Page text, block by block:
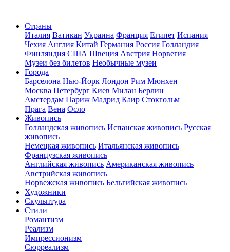
Страны
Италия Ватикан Украина Франция Египет Испания
Чехия Англия Китай Германия Россия Голландия
Финляндия США Швеция Австрия Норвегия
Музеи без билетов Необычные музеи
Города
Барселона Нью-Йорк Лондон Рим Мюнхен
Москва Петербург Киев Милан Берлин
Амстердам Париж Мадрид Каир Стокгольм
Прага Вена Осло
Живопись
Голландская живопись Испанская живопись Русская
живопись
Немецкая живопись Итальянская живопись
Французская живопись
Английская живопись Американская живопись
Австрийская живопись
Норвежская живопись Бельгийская живопись
Художники
Скульптура
Стили
Романтизм
Реализм
Импрессионизм
Сюрреализм